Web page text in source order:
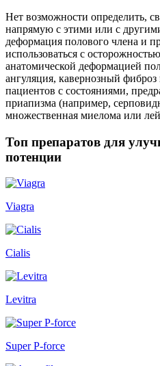
Нет возможности определить,
напрямую с этими или с
деформация полового члена и
использоваться с
анатомической деформацией
ангуляция, кавернозный
пациентов с состояниями,
приапизма (например,
множественная миелома или
Топ препаратов для
потенции
Viagra
Cialis
Levitra
Super P-force